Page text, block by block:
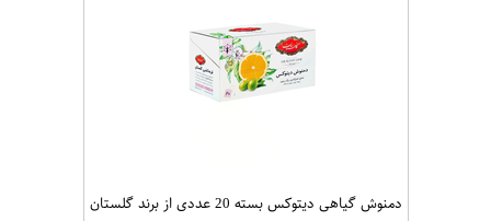
دمنوش گیاهی دیتوکس بسته 20 عددی از برند گلستان